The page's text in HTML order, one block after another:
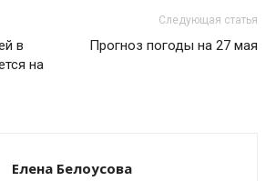
в
на
Следующая статья
Прогноз погоды на 27 мая
Елена Белоусова